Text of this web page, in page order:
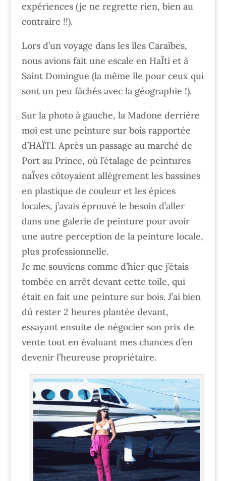
expériences (je ne regrette rien, bien au
contraire !!).
Lors d’un voyage dans les îles Caraïbes,
nous avions fait une escale en HaÏti et à
Saint Domingue (la même île pour ceux qui
sont un peu fâchés avec la géographie !).
Sur la photo à gauche, la Madone derrière
moi est une peinture sur bois rapportée
d’HAÏTI. Après un passage au marché de
Port au Prince, où l’étalage de peintures
naÏves côtoyaient allègrement les bassines
en plastique de couleur et les épices
locales, j’avais éprouvé le besoin d’aller
dans une galerie de peinture pour avoir
une autre perception de la peinture locale,
plus professionnelle.
Je me souviens comme d’hier que j’étais
tombée en arrêt devant cette toile, qui
était en fait une peinture sur bois. J’ai bien
dû rester 2 heures plantée devant,
essayant ensuite de négocier son prix de
vente tout en évaluant mes chances d’en
devenir l’heureuse propriétaire.